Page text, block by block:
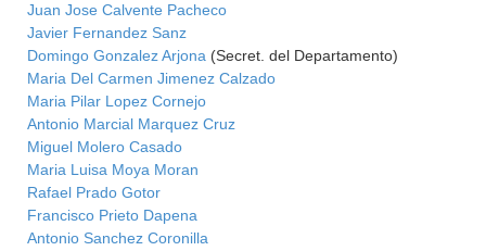
Juan Jose Calvente Pacheco
Javier Fernandez Sanz
Domingo Gonzalez Arjona (Secret. del Departamento)
Maria Del Carmen Jimenez Calzado
Maria Pilar Lopez Cornejo
Antonio Marcial Marquez Cruz
Miguel Molero Casado
Maria Luisa Moya Moran
Rafael Prado Gotor
Francisco Prieto Dapena
Antonio Sanchez Coronilla